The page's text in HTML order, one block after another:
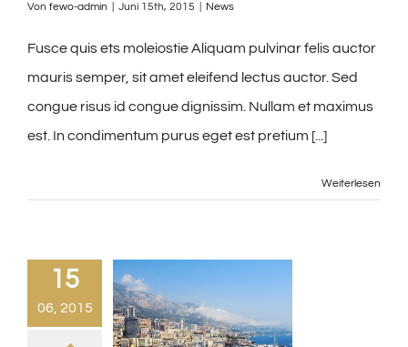
Von fewo-admin Juni 15th, 2015 News
Fusce quis ets moleiostie Aliquam pulvinar felis auctor
mauris semper, sit amet eleifend lectus auctor. Sed
congue risus id congue dignissim. Nullam et maximus
est. In condimentum purus eget est pretium [...]
Weiterlesen
15
06, 2015